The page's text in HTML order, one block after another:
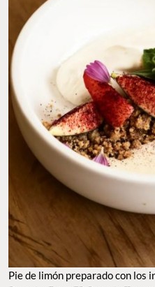
PIE DE LIMÓN PREPARADO CON LOS
Vía Orgánica, San
Vía Orgánica es un